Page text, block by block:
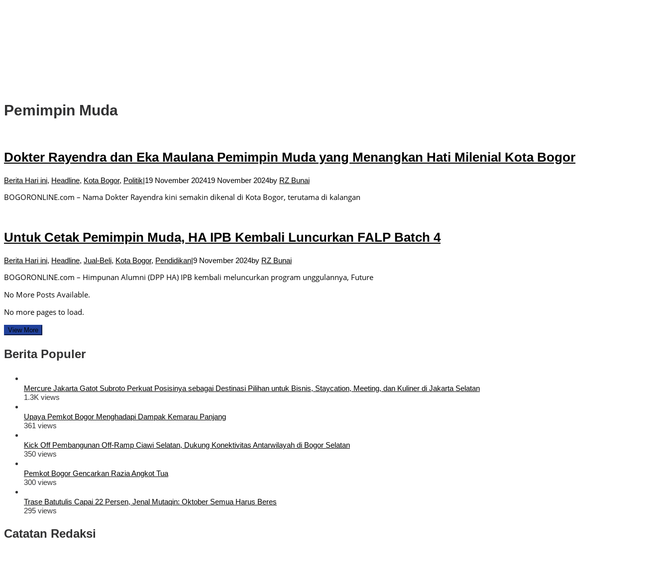
Pemimpin Muda
Dokter Rayendra dan Eka Maulana Pemimpin Muda yang Menangkan Hati Milenial Kota Bogor
Berita Hari ini, Headline, Kota Bogor, Politik|19 November 202419 November 2024by RZ Bunai
BOGORONLINE.com – Nama Dokter Rayendra kini semakin dikenal di Kota Bogor, terutama di kalangan
Untuk Cetak Pemimpin Muda, HA IPB Kembali Luncurkan FALP Batch 4
Berita Hari ini, Headline, Jual-Beli, Kota Bogor, Pendidikan|9 November 2024by RZ Bunai
BOGORONLINE.com – Himpunan Alumni (DPP HA) IPB kembali meluncurkan program unggulannya, Future
No More Posts Available.
No more pages to load.
View More
Berita Populer
Mercure Jakarta Gatot Subroto Perkuat Posisinya sebagai Destinasi Pilihan untuk Bisnis, Staycation, Meeting, dan Kuliner di Jakarta Selatan
1.3K views
Upaya Pemkot Bogor Menghadapi Dampak Kemarau Panjang
361 views
Kick Off Pembangunan Off-Ramp Ciawi Selatan, Dukung Konektivitas Antarwilayah di Bogor Selatan
350 views
Pemkot Bogor Gencarkan Razia Angkot Tua
300 views
Trase Batutulis Capai 22 Persen, Jenal Mutaqin: Oktober Semua Harus Beres
295 views
Catatan Redaksi